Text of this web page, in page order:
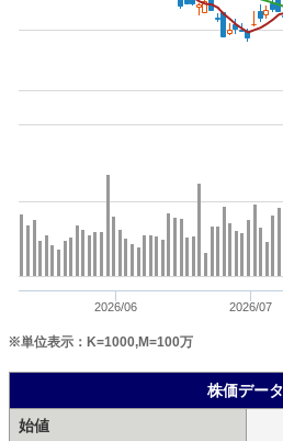
2026/06 2026/07
※単位表示：K=1000,M=100万
株価データ
始値